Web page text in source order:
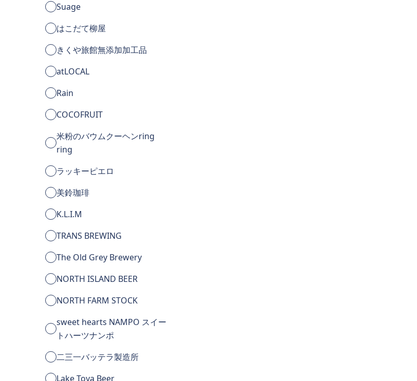
Suage
はこだて柳屋
きくや旅館無添加加工品
atLOCAL
Rain
COCOFRUIT
米粉のバウムクーヘンring
ring
ラッキーピエロ
美鈴珈琲
K.L.I.M
TRANS BREWING
The Old Grey Brewery
NORTH ISLAND BEER
NORTH FARM STOCK
sweet hearts NAMPO スイー
トハーツナンポ
二三一バッテラ製造所
Lake Toya Beer